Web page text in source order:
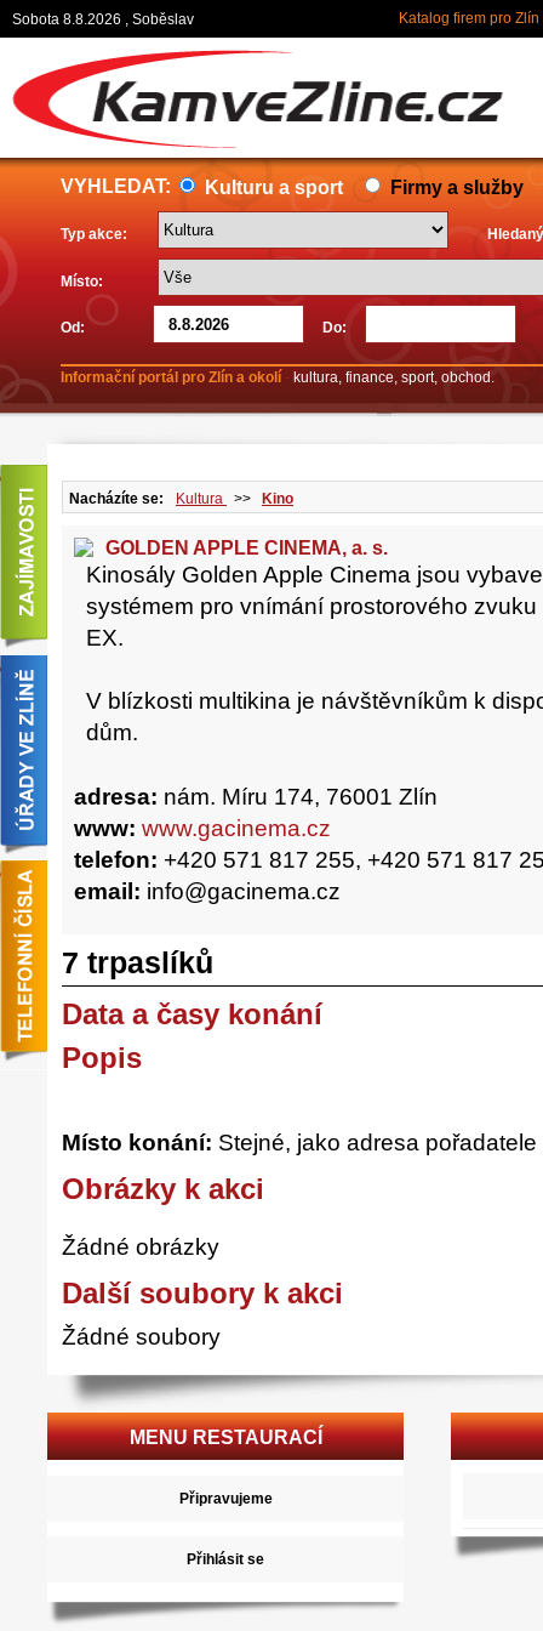
Sobota 8.8.2026 , Soběslav Katalog firem pro Zlín
VYHLEDAT: Kulturu a sport Firmy a služby
Typ akce:
Místo:
Od: Do:
Informační portál pro Zlín a okolí - kultura, finance, sport, obchod.
Nacházíte se: Kultura >> Kino
GOLDEN APPLE CINEMA, a. s.
Kinosály Golden Apple Cinema jsou
systémem pro vnímání prostorového
EX.
V blízkosti multikina je návštěvníkům k
dům.
adresa: nám. Míru 174, 76001 Zlín
www: www.gacinema.cz
telefon: +420 571 817 255, +420 571 817
email: info@gacinema.cz
7 trpaslíků
Data a časy konání
Popis
Místo konání: Stejné, jako adresa pořadatele
Obrázky k akci
Žádné obrázky
Další soubory k akci
Žádné soubory
MENU RESTAURACÍ
Připravujeme
Přihlásit se